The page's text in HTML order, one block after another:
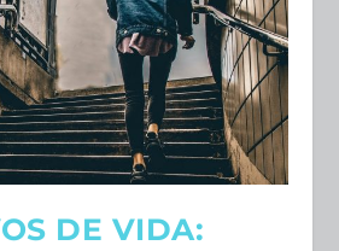
DE VIDA: